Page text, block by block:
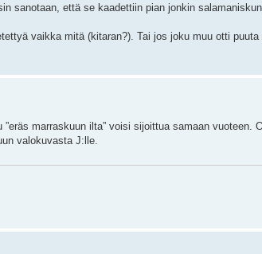
sanotaan, että se kaadettiin pian jonkin salamaniskun
vaikka mitä (kitaran?). Tai jos joku muu otti
marraskuun ilta” voisi sijoittua samaan vuoteen.
valokuvasta J:lle.